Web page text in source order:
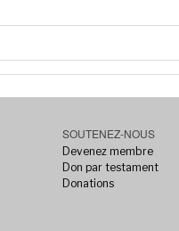
SOUTENEZ-NOUS
Devenez membre
Don par testament
Donations